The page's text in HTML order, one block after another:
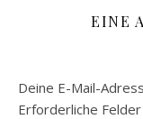
EINE
Deine E-Mail-
Erforderliche